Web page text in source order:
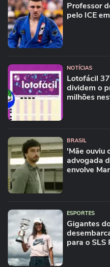
Professor
pelo ICE
NOTÍCIAS
Lotofácil
dividem o
milhões
BRASIL
'Mãe ouviu
advogada
envolve
ESPORTES
Gigantes
para o SLS